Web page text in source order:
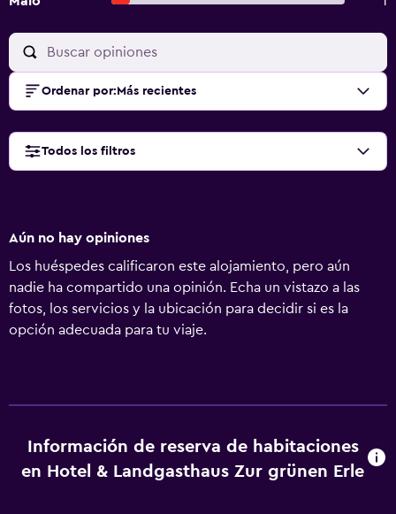
Ordenar por: Más recientes
Todos los filtros
Aún no hay opiniones
Los huéspedes calificaron este alojamiento, pero aún
nadie ha compartido una opinión. Echa un vistazo a las
fotos, los servicios y la ubicación para decidir si es la
opción adecuada para tu viaje.
Información de reserva de habitaciones
en Hotel & Landgasthaus Zur grünen Erle